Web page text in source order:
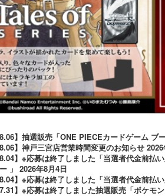
】抽選販売「ONE PIECEカードゲーム ブ
】神戸三宮店営業時間変更のお知らせ
】※応募は終了しました「当選者代金前
」 2026年8月4日
】※応募は終了しました「当選者代金前
】※応募は終了しました抽選販売「ポケ